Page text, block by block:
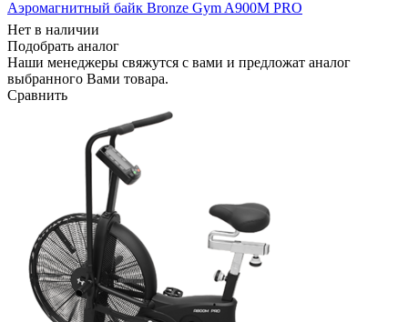
Аэромагнитный байк Bronze Gym A900M PRO
Нет в наличии
Подобрать аналог
Наши менеджеры свяжутся с вами и предложат аналог
выбранного Вами товара.
Сравнить